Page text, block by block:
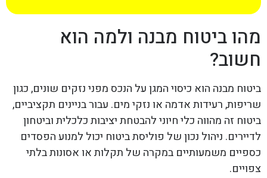
מהו ביטוח מבנה ולמה הוא
חשוב?
ביטוח מבנה הוא כיסוי המגן על הנכס מפני נזקים שונים, כגון
שריפות, רעידות אדמה או נזקי מים. עבור בניינים תקציביים,
ביטוח זה מהווה כלי חיוני להבטחת יציבות כלכלית וביטחון
לדיירים. ניהול נכון של פוליסת ביטוח יכול למנוע הפסדים
כספיים משמעותיים במקרה של תקלות או אסונות בלתי
צפויים.